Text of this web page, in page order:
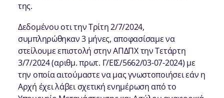
της.
Δεδομένου οτι την Τρίτη 2/7/2024,
συμπληρώθηκαν 3 μήνες, αποφασίσαμε να
στείλουμε επιστολή στην ΑΠΔΠΧ την Τετάρτη
3/7/2024 (αριθμ. πρωτ. Γ/ΕΙΣ/5662/03-07-2024) με
την οποία αιτούμαστε να μας γνωστοποιήσει εάν η
Αρχή έχει λάβει σχετική ενημέρωση από το